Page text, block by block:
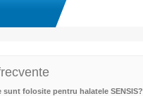
sunt folosite pentru halatele SENSIS?